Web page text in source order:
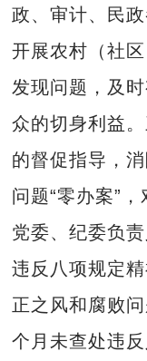
政、审计、民
开展农村（社
发现问题，及
众的切身利益
的督促指导，
问题“零办案”
党委、纪委负
违反八项规定
正之风和腐败
个月未查处违